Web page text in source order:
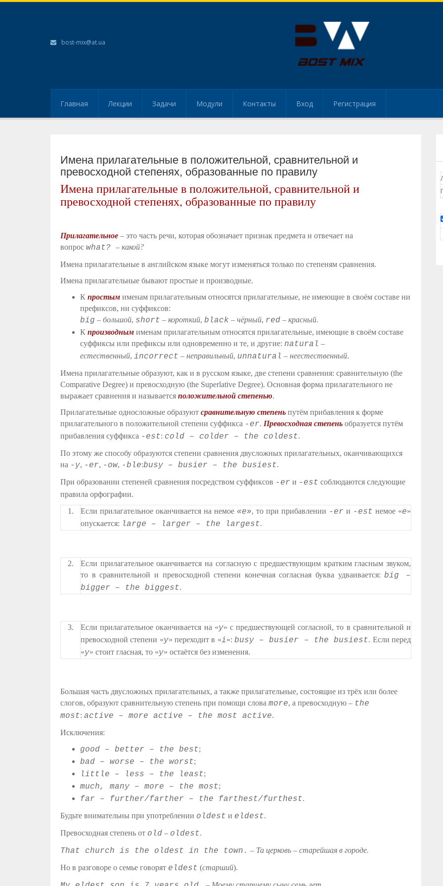
bost-mix@at.ua
Главная Лекции Задачи Модули Контакты Вход Регистрация
Имена прилагательные в положительной, сравнительной и
превосходной степенях, образованные по правилу
Имена прилагательные в положительной, сравнительной и
превосходной степенях, образованные по правилу
Прилагательное – это часть речи, которая обозначает признак предмета и отвечает на
вопрос what? – какой?
Имена прилагательные в английском языке могут изменяться только по степеням сравнения.
Имена прилагательные бывают простые и производные.
К простым именам прилагательным относятся прилагательные, не имеющие в своём составе ни
префиксов, ни суффиксов:
big – большой, short – короткий, black – чёрный, red – красный.
К производным именам прилагательным относятся прилагательные, имеющие в своём составе
суффиксы или префиксы или одновременно и те, и другие: natural –
естественный, incorrect – неправильный, unnatural – неестественный.
Имена прилагательные образуют, как и в русском языке, две степени сравнения: сравнительную (the
Comparative Degree) и превосходную (the Superlative Degree). Основная форма прилагательного не
выражает сравнения и называется положительной степенью.
Прилагательные односложные образуют сравнительную степень путём прибавления к форме
прилагательного в положительной степени суффикса -er. Превосходная степень образуется путём
прибавления суффикса -est: cold – colder – the coldest.
По этому же способу образуются степени сравнения двусложных прилагательных, оканчивающихся
на -y, -er, -ow, -ble:busy – busier – the busiest.
При образовании степеней сравнения посредством суффиксов -er и -est соблюдаются следующие
правила орфографии.
1.
Если прилагательное оканчивается на немое «e», то при прибавлении -er и -est немое «e»
опускается: large – larger – the largest.
2.
Если прилагательное оканчивается на согласную с предшествующим кратким гласным звуком,
то в сравнительной и превосходной степени конечная согласная буква удваивается: big –
bigger – the biggest.
3. Если прилагательное оканчивается на «y» с предшествующей согласной, то в сравнительной и
превосходной степени «y» переходит в «i»: busy – busier – the busiest. Если перед
«y» стоит гласная, то «y» остаётся без изменения.
Большая часть двусложных прилагательных, а также прилагательные, состоящие из трёх или более
слогов, образуют сравнительную степень при помощи слова more, а превосходную – the
most: active – more active – the most active.
Исключения:
good – better – the best;
bad – worse – the worst;
little – less – the least;
much, many – more – the most;
far – further/farther – the farthest/furthest.
Будьте внимательны при употреблении oldest и eldest.
Превосходная степень от old – oldest.
That church is the oldest in the town. – Та церковь – старейшая в городе.
Но в разговоре о семье говорят eldest (старший).